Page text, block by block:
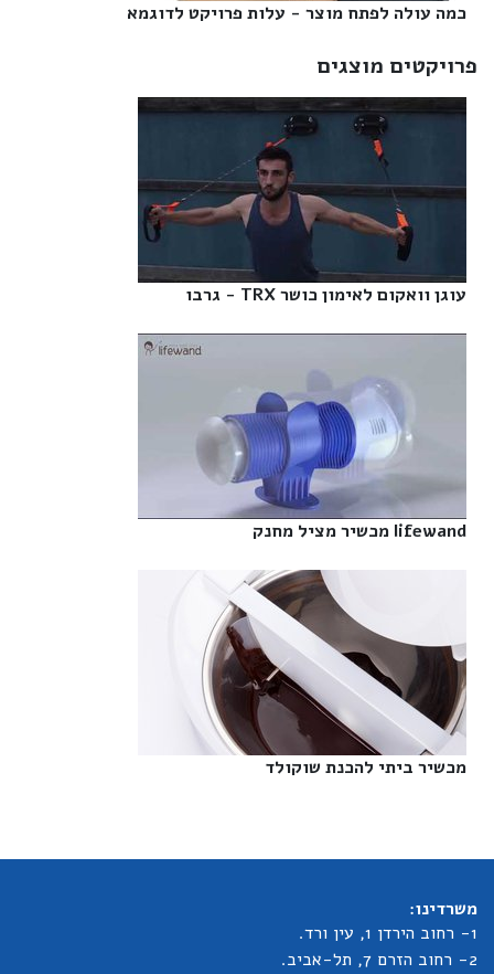
כמה עולה לפתח מוצר - עלות פרויקט לדוגמא‎
פרויקטים מוצגים
עוגן וואקום לאימון כושר TRX - גרבו‎
lifewand מכשיר מציל מחנק‎
מכשיר ביתי להכנת שוקולד‎
משרדינו:
1- רחוב הירדן 1, עין ורד.
2- רחוב הזרם 7, תל-אביב.